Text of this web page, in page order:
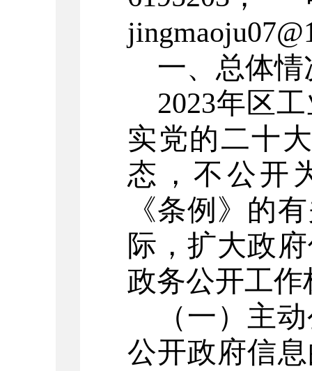
一、总体情
2023年区
实党的二十
态，不公开
《条例》的
际，扩大政
政务公开工
（一）主
公开政府信